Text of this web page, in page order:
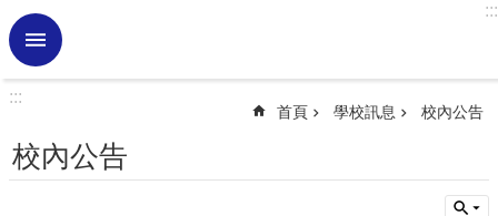
跳到主要內容區塊
進
階
熱
門
:::
:::
首頁 學校訊息 校內公告
校內公告